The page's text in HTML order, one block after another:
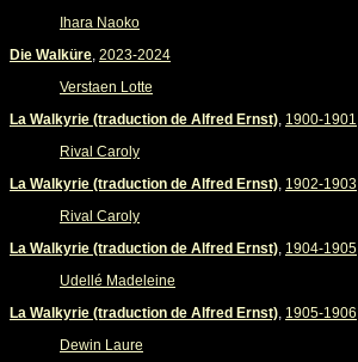
Ihara Naoko
Die Walküre, 2023-2024
Verstaen Lotte
La Walkyrie (traduction de Alfred Ernst), 1900-1901
Rival Caroly
La Walkyrie (traduction de Alfred Ernst), 1902-1903
Rival Caroly
La Walkyrie (traduction de Alfred Ernst), 1904-1905
Udellé Madeleine
La Walkyrie (traduction de Alfred Ernst), 1905-1906
Dewin Laure